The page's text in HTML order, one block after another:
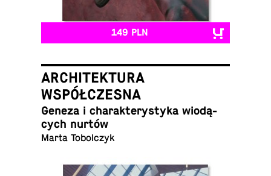
149 PLN
ARCHITEKTURA
WSPÓŁCZESNA
Geneza i cha­rak­te­ry­sty­ka wio­dą­
cych nurtów
Marta Tobolczyk